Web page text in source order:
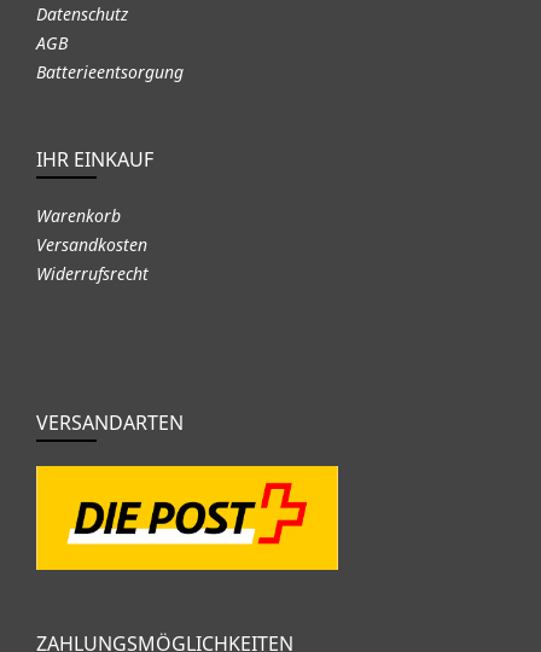
Datenschutz
AGB
Batterieentsorgung
IHR EINKAUF
Warenkorb
Versandkosten
Widerrufsrecht
VERSANDARTEN
ZAHLUNGSMÖGLICHKEITEN